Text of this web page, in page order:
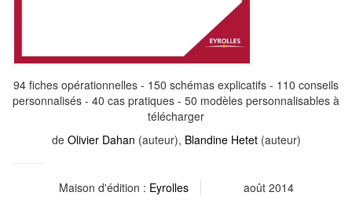
94 fiches opérationnelles - 150 schémas explicatifs - 110 conseils
personnalisés - 40 cas pratiques - 50 modèles personnalisables à
télécharger
de Olivier Dahan (auteur), Blandine Hetet(auteur)
Maison d'édition : Eyrolles août 2014